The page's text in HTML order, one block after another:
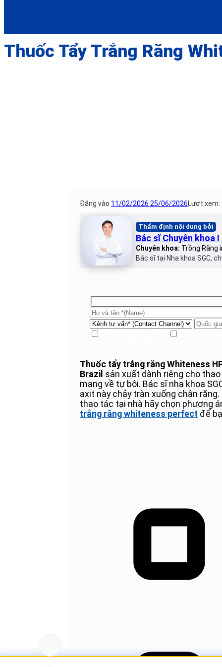
Thuốc Tẩy Trắng Răng
Đăng vào 11/02/2026 25/06/2026Lượt xem:
Thẩm định nội dung bởi
Bác sĩ Chuyên khoa
Chuyên khoa: Trồng Răng
Bác sĩ tại Nha khoa SGC,
Thuốc tẩy trắng răng Whiteness
Brazil sản xuất dành riêng cho
mạng về tự bôi. Bác sĩ nha khoa
axit này chảy tràn xuống chân
thao tác tại nhà hãy chọn phương
trắng răng whiteness perfect để